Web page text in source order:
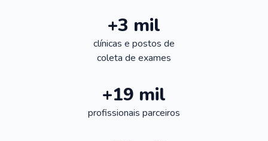
+3 mil
clínicas e postos de
coleta de exames
+19 mil
profissionais parceiros